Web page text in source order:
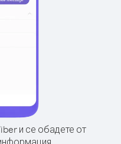
и се обадете от